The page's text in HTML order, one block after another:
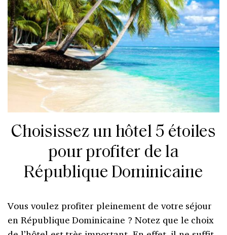
Choisissez un hôtel 5 étoiles
pour profiter de la
République Dominicaine
Vous voulez profiter pleinement de votre séjour
en République Dominicaine ? Notez que le choix